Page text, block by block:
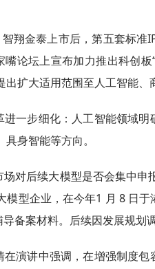
翔金泰上市后，第五套标准
论坛上宣布加力推出科创
扩大适用范围至人工智能、
一步细化：人工智能领域明
身智能等方向。
对后续大模型是否会集中申
模型企业，在今年1 月 8 日
备案材料。后续因发展规划
演讲中强调，在增强制度包